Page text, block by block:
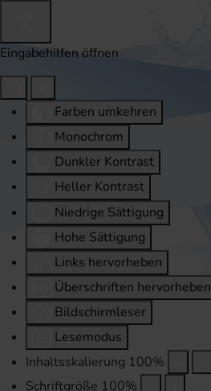
Eingabehilfen öffnen
Farben umkehren
Monochrom
Dunkler Kontrast
Heller Kontrast
Niedrige Sättigung
Hohe Sättigung
Links hervorheben
Überschriften hervorheben
Bildschirmleser
Lesemodus
Inhaltsskalierung 100%
Schriftgröße 100%